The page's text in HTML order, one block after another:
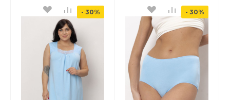
- 30% - 30%